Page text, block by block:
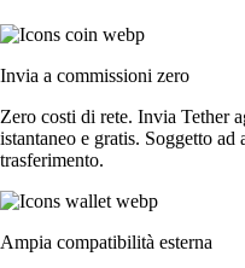
Invia a commissioni zero
Zero costi di rete. Invia Tether
istantaneo e gratis. Soggetto
trasferimento.
Ampia compatibilità esterna